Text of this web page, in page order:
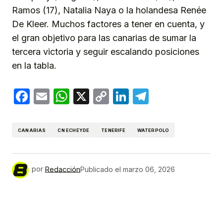
Ramos (17), Natalia Naya o la holandesa Renée
De Kleer. Muchos factores a tener en cuenta, y
el gran objetivo para las canarias de sumar la
tercera victoria y seguir escalando posiciones
en la tabla.
Facebook
EmailWhatsApp
X
CopyLinkedIn
CANARIAS CN ECHEYDE TENERIFE WATERPOLO
por RedacciónPublicado el marzo 06, 2026